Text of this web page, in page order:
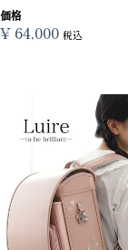
価格
¥ 64,000 税込